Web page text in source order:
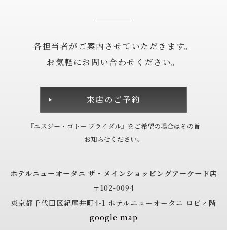
各担当者がご案内させていただきます。
お気軽にお問い合わせください。
来店のご予約
『エスジー・ゴトー ブライダル』を ご希望の場合はその旨
お知らせください。
ホテルニューオータニ ザ・メインショッピングアーケード店
〒102-0094
東京都千代田区紀尾井町4-1 ホテルニューオータニ ロビィ階
google map